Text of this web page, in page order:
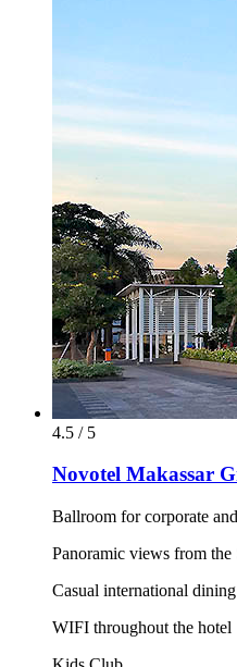
4.5 / 5
Novotel Makassar
Ballroom for corporate
Panoramic views from
Casual international
WIFI throughout the hotel